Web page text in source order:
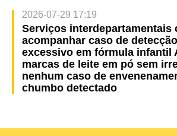
2026-07-29 17:19
Serviços interdepartamentais
acompanhar caso de
excessivo em fórmula infantil
marcas de leite em pó sem
nenhum caso de
chumbo detectado